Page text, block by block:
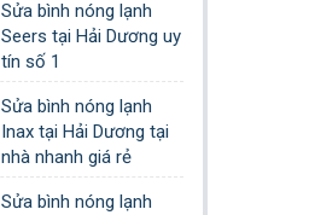
Sửa bình nóng lạnh
Seers tại Hải Dương uy
tín số 1
Sửa bình nóng lạnh
Inax tại Hải Dương tại
nhà nhanh giá rẻ
Sửa bình nóng lạnh